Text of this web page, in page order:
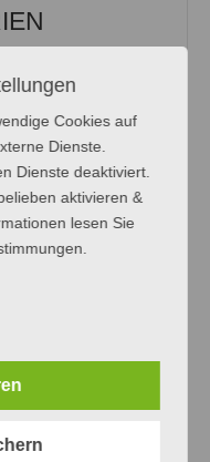
Cookies auf
Dienste.
Dienste deaktiviert.
aktivieren &
lesen Sie